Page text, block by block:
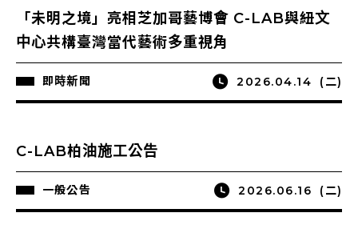
「未明之境」亮相芝加哥藝博會 C-LAB與紐文
中心共構臺灣當代藝術多重視角
即時新聞 2026.04.14 (二)
C-LAB柏油施工公告
一般公告 2026.06.16 (二)